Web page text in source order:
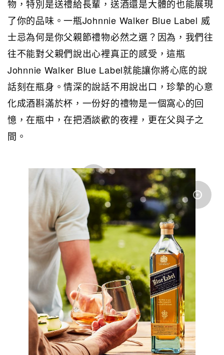
物，特別是送禮給長輩，送酒還是大體的也能展現
了你的品味。一瓶Johnnie Walker Blue Label 威
士忌為何是你父親節禮物必然之選？因為，我們往
往不能對父親們說出心裡真正的感受，這瓶
Johnnie Walker Blue Label就能讓你將心底的說
話刻在瓶身。情深的說話不用說出口，珍摯的心意
化成酒斟滿於杯，一份好的禮物是一個窩心的回
憶，在瓶中，在把酒談歡的夜裡，更在父與子之
間。